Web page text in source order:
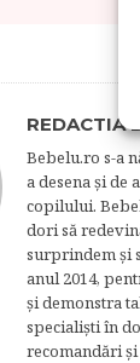
REDACTIA
Bebelu.ro s-a
a desena şi
copilului.
dori să
surprindem şi
anul 2014,
şi demonstra
specialişti în
recomandări